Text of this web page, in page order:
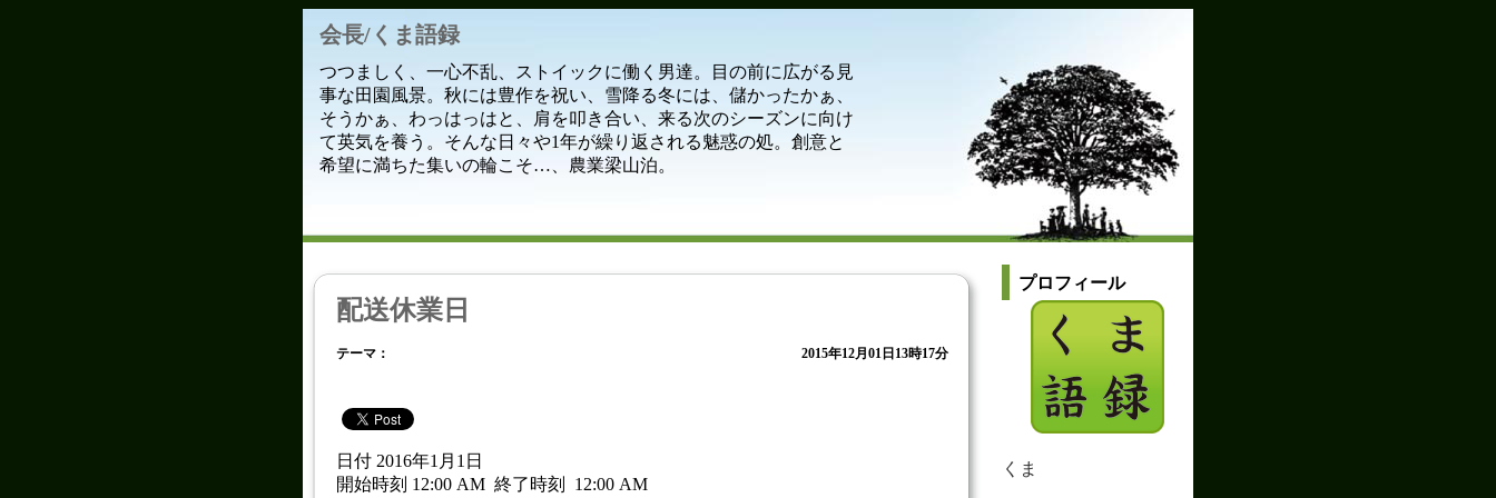
会長/くま語録
つつましく、一心不乱、ストイックに働く男達。目の前に広がる見
事な田園風景。秋には豊作を祝い、雪降る冬には、儲かったかぁ、
そうかぁ、わっはっはと、肩を叩き合い、来る次のシーズンに向け
て英気を養う。そんな日々や1年が繰り返される魅惑の処。創意と
希望に満ちた集いの輪こそ…、農業梁山泊。
配送休業日
テーマ： 2015年12月01日13時17分
日付 2016年1月1日
開始時刻 12:00 AM 終了時刻 12:00 AM
プロフィール
くま